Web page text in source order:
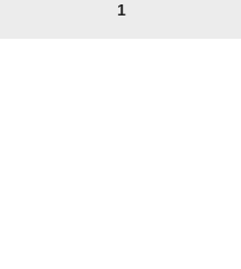
1